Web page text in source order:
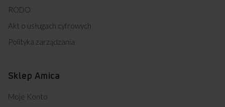
RODO
Akt o usługach cyfrowych
Polityka zarządzania
Sklep Amica
Moje Konto